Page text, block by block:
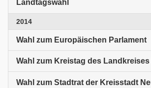
Landtagswahl
2014
Wahl zum Europäischen Parlament